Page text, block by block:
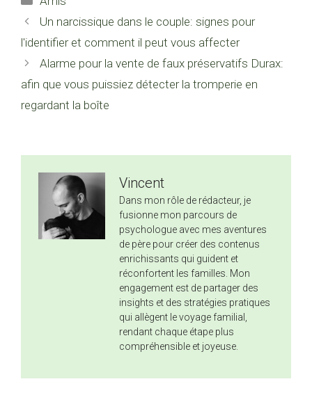
Un narcissique dans le couple: signes pour
l'identifier et comment il peut vous affecter
Alarme pour la vente de faux préservatifs Durax:
afin que vous puissiez détecter la tromperie en
regardant la boîte
Vincent
Dans mon rôle de rédacteur, je
fusionne mon parcours de
psychologue avec mes aventures
de père pour créer des contenus
enrichissants qui guident et
réconfortent les familles. Mon
engagement est de partager des
insights et des stratégies pratiques
qui allègent le voyage familial,
rendant chaque étape plus
compréhensible et joyeuse.